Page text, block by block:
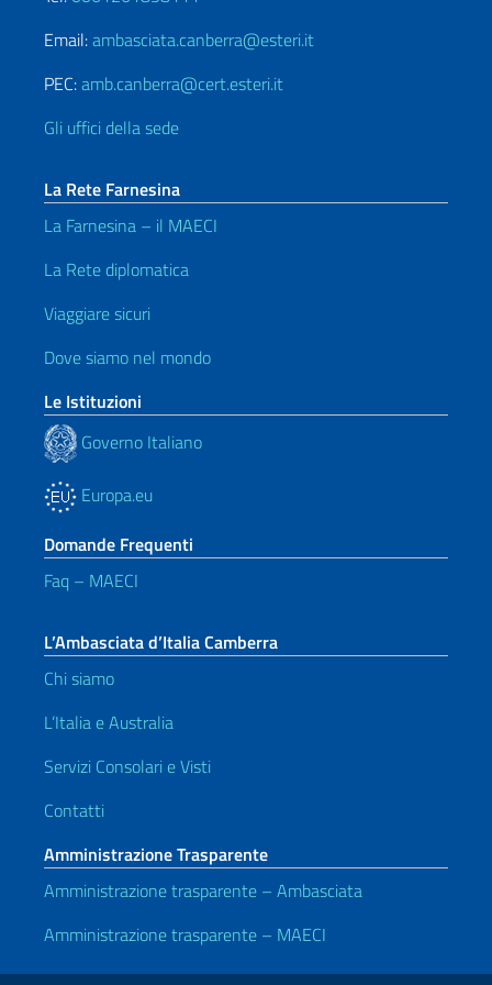
Email:ambasciata.canberra@esteri.it
PEC:amb.canberra@cert.esteri.it
Gli uffici della sede
La Rete Farnesina
La Farnesina – il MAECI
La Rete diplomatica
Viaggiare sicuri
Dove siamo nel mondo
Le Istituzioni
Governo Italiano
Europa.eu
Domande Frequenti
Faq – MAECI
L’Ambasciata d’Italia Camberra
Chi siamo
L’Italia e Australia
Servizi Consolari e Visti
Contatti
Amministrazione Trasparente
Amministrazione trasparente – Ambasciata
Amministrazione trasparente – MAECI